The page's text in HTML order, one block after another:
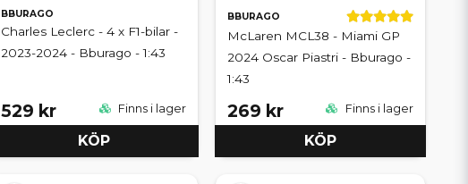
BBURAGO
Charles Leclerc - 4 x F1-bilar -
2023-2024 - Bburago - 1:43
529 kr Finns i lager
KÖP
BBURAGO
McLaren MCL38 - Miami GP
2024 Oscar Piastri - Bburago -
1:43
269 kr Finns i lager
KÖP